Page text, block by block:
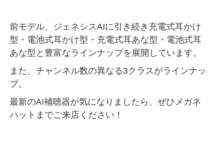
前モデル、ジェネシスAIに引き続き充電式耳かけ
型・電池式耳かけ型・充電式耳あな型・電池式耳
あな型と豊富なラインナップを展開しています。
また、チャンネル数の異なる3クラスがラインナッ
プ。
最新のAI補聴器が気になりましたら、ぜひメガネ
ハットまでご来店ください！